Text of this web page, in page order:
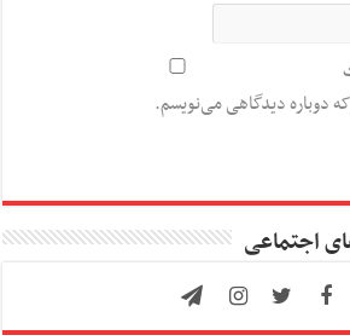
دوباره دیدگاهی می‌نویسم.
اجتماعی